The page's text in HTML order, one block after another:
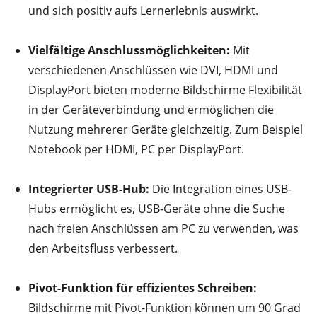
und sich positiv aufs Lernerlebnis auswirkt.
Vielfältige Anschlussmöglichkeiten: Mit
verschiedenen Anschlüssen wie DVI, HDMI und
DisplayPort bieten moderne Bildschirme Flexibilität
in der Geräteverbindung und ermöglichen die
Nutzung mehrerer Geräte gleichzeitig. Zum Beispiel
Notebook per HDMI, PC per DisplayPort.
Integrierter USB-Hub: Die Integration eines USB-
Hubs ermöglicht es, USB-Geräte ohne die Suche
nach freien Anschlüssen am PC zu verwenden, was
den Arbeitsfluss verbessert.
Pivot-Funktion für effizientes Schreiben:
Bildschirme mit Pivot-Funktion können um 90 Grad